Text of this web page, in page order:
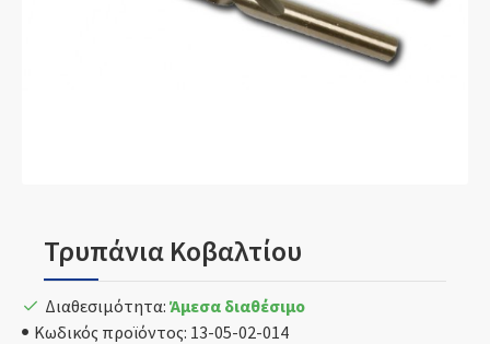
Τρυπάνια Κοβαλτίου
Διαθεσιμότητα: Άμεσα διαθέσιμο
Κωδικός προϊόντος: 13-05-02-014